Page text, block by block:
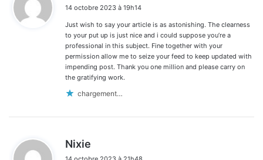
14 octobre 2023 à 19h14
Just wish to say your article is as astonishing. The clearness
to your put up is just nice and i could suppose you’re a
professional in this subject. Fine together with your
permission allow me to seize your feed to keep updated with
impending post. Thank you one million and please carry on
the gratifying work.
chargement…
Nixie